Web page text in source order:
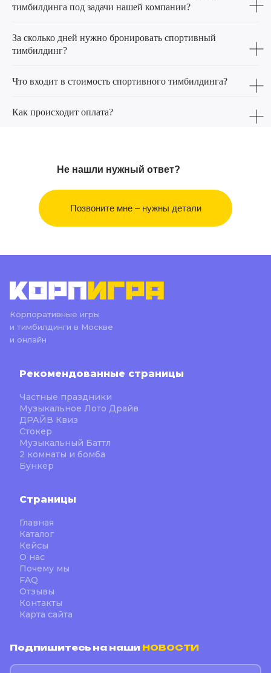
тимбилдинга под задачи нашей компании?
За сколько дней нужно бронировать спортивный
тимбилдинг?
Что входит в стоимость спортивного тимбилдинга?
Как происходит оплата?
Позвоните мне – нужны детали
Не нашли нужный ответ?
Корпоративные игры
и тимбилдинги в Москве
и онлайн
Рекомендованные страницы
Частные праздники
Музыкальное Лото Драйв
ДРАЙВ Квиз
Стокер
Музыкальный Баттл
2 комнаты и бомба
Бункер
Страницы
Главная
Каталог
Кейсы
О нас
Почему мы
FAQ
Отзывы
Контакты
Карта сайта
Подпишитесь на наши НОВОСТИ